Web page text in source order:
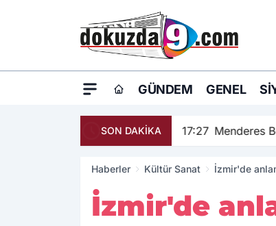
GÜNDEM GENEL
SON DAKİKA 17:27 Menderes
Haberler Kültür Sanat İzmir'de
İzmir'de